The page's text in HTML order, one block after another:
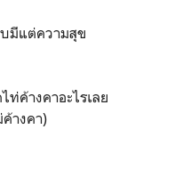
มีแต่ความสุข
ค้างคาอะไรเลย
างคา)